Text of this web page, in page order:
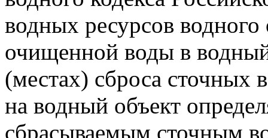
водных ресурсов водного
очищенной воды в
(местах) сброса сточных
на водный объект
сбрасываемым сточным